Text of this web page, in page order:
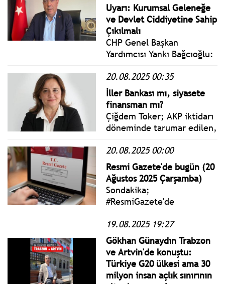
Siyasette almıyor, nerede
kaldı adi şekavette
(eşkıyalıkta) alsın…” (İsmet
İnönü)
Uyarı: Kurumsal Geleneğe
ve Devlet Ciddiyetine Sahip
Çıkılmalı
CHP Genel Başkan
Yardımcısı Yankı Bağcıoğlu:
törenler kişilerden
bağımsızdır; asıl olan,
devletin kendi kurumlarına
verdiği değeri ve bu
kurumların millet
nezdindeki ağırlığını
göstermesidir.
20.08.2025 00:35
İller Bankası mı, siyasete
finansman mı?
Çiğdem Toker; AKP iktidarı
döneminde tarumar edilen,
değerler, olguları tam
listelemeye imkân yoktur
belki ama İller Bankası’nın
bugün ne yazık ki bir
“aparat” gibi kullanılmak
istenmesini bir örnek
olarak ekleyebiliriz.
20.08.2025 00:00
Resmi Gazete'de bugün (20
Ağustos 2025 Çarşamba)
Sondakika;
#ResmiGazete'de
Çarşamba yönetmelik,
genelge ve tebliğler
takip edebilirsiniz.
19.08.2025 19:27
Gökhan Günaydın Trabzon
ve Artvin'de konuştu:
Türkiye G20 ülkesi ama 30
milyon insan açlık sınırının